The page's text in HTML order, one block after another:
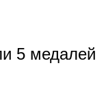
5 медалей